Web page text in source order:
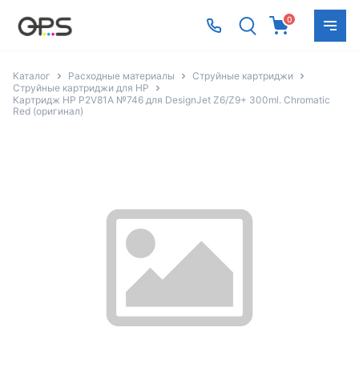
0
Каталог Расходные материалы
Струйные картриджи
Струйные картриджи для HP
Картридж HP P2V81A №746 для DesignJet Z6/Z9+ 300ml. Chromatic
Red (оригинал)